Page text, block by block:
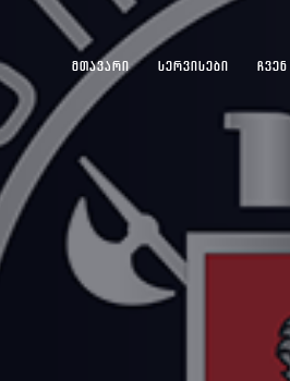
ᲛᲗᲐᲕᲐᲠᲘ ᲡᲔᲠᲕᲘᲡᲔᲑᲘ